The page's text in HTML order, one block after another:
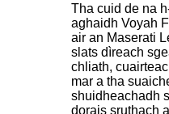
Tha cuid de na
aghaidh Voyah
air an Maserati
slats dìreach
chliath,
mar a tha
shuidheachadh
dorais sruthach